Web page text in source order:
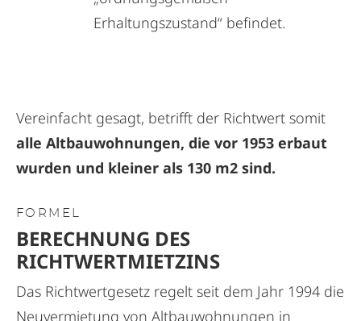
Erhaltungszustand“ befindet.
Vereinfacht gesagt, betrifft der Richtwert somit
alle Altbauwohnungen, die vor 1953 erbaut
wurden und kleiner als 130 m2 sind.
FORMEL
BERECHNUNG DES
RICHTWERTMIETZINS
Das Richtwertgesetz regelt seit dem Jahr 1994 die
Neuvermietung von Altbauwohnungen in